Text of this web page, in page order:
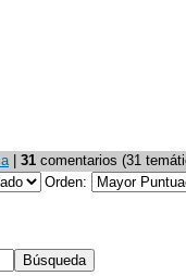
| 31 comentarios (31
Orden: